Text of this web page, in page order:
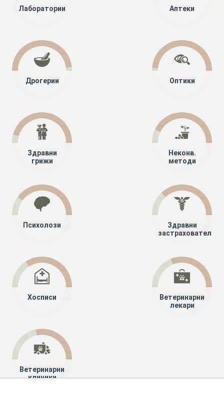
Лаборатории Аптеки
Дрогерии Оптики
Здравни
грижи
Неконв.
методи
Психолози
Здравни
застрахователи
Хосписи
Ветеринарни
лекари
Ветеринарни
клиники